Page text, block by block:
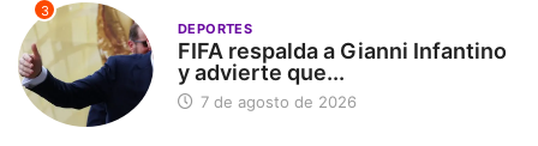
3
DEPORTES
FIFA respalda a Gianni Infantino
y advierte que...
7 de agosto de 2026